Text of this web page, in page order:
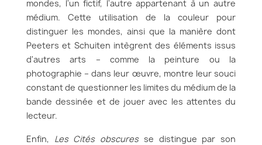
mondes, l'un fictif, l'autre appartenant à un autre
médium. Cette utilisation de la couleur pour
distinguer les mondes, ainsi que la manière dont
Peeters et Schuiten intègrent des éléments issus
d'autres arts – comme la peinture ou la
photographie – dans leur œuvre, montre leur souci
constant de questionner les limites du médium de la
bande dessinée et de jouer avec les attentes du
lecteur.
Enfin, Les Cités obscuresse distingue par son